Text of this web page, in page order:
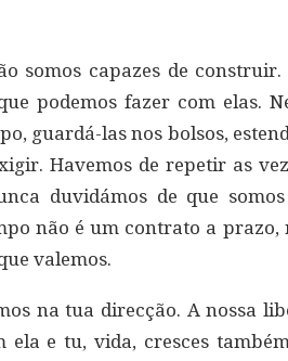
somos capazes de construir.
podemos fazer com elas.
guardá-las nos bolsos,
Havemos de repetir as
duvidámos de que
não é um contrato a prazo,
valemos.
na tua direcção. A nossa
ela e tu, vida, cresces